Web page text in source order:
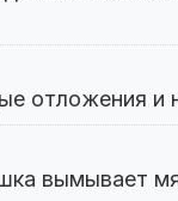
отложения
вымывает